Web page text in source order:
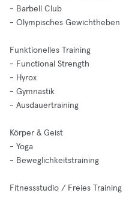
- Barbell Club
- Olympisches Gewichtheben
Funktionelles Training
- Functional Strength
- Hyrox
- Gymnastik
- Ausdauertraining
Körper & Geist
- Yoga
- Beweglichkeitstraining
Fitnessstudio / Freies Training